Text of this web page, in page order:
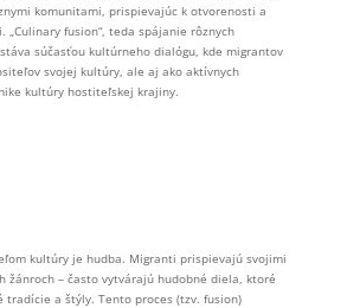
komunitami, prispievajúc k otvorenosti a
fusion“, teda spájanie rôznych
súčasťou kultúrneho dialógu, kde migrantov
svojej kultúry, ale aj ako aktívnych
kultúry hostiteľskej krajiny.
kultúry je hudba. Migranti prispievajú svojimi
žánroch – často vytvárajú hudobné diela, ktoré
tradície a štýly. Tento proces (tzv. fusion)